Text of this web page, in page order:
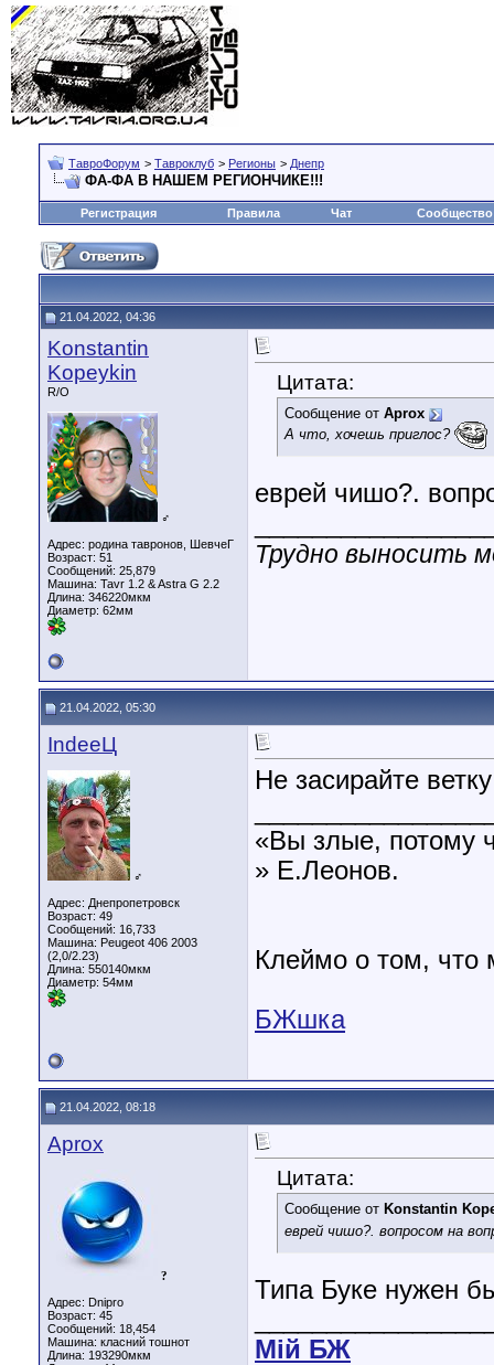
ТавроФорум > Тавроклуб > Регионы > Днепр
ФА-ФА В НАШЕМ РЕГИОНЧИКЕ!!!
Регистрация Правила Чат Сообщество
21.04.2022, 04:36
Konstantin
Kopeykin
R/O
♂
Адрес: родина тавронов, ШевчеГ
Возраст: 51
Сообщений: 25,879
Машина: Tavr 1.2 & Astra G 2.2
Длина: 346220мкм
Диаметр: 62мм
Цитата:
Сообщение от Aprox
А что, хочешь приглос?
еврей чишо?.
Трудно выносить
21.04.2022, 05:30
IndeeЦ
♂
Адрес: Днепропетровск
Возраст: 49
Сообщений: 16,733
Машина: Peugeot 406 2003
(2,0/2.23)
Длина: 550140мкм
Диаметр: 54мм
Не засирайте
«Вы злые, потому
» Е.Леонов.
Клеймо о том, что
БЖшка
21.04.2022, 08:18
Aprox
?
Адрес: Dnipro
Возраст: 45
Сообщений: 18,454
Машина: класний тошнот
Длина: 193290мкм
Цитата:
Сообщение от Konstantin
еврей чишо?. вопросом на
Типа Буке нужен
Мiй БЖ